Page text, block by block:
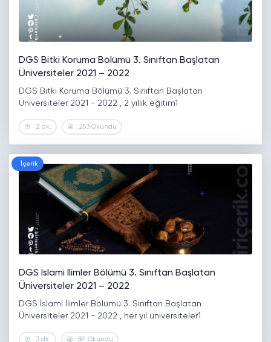
DGS Bitki Koruma Bölümü 3. Sınıftan Başlatan
Üniversiteler 2021 – 2022
DGS Bitki Koruma Bölümü 3. Sınıftan Başlatan
Üniversiteler 2021 - 2022 , 2 yıllık eğitim1
2 dk. 253 Okundu
İçerik
DGS İslami İlimler Bölümü 3. Sınıftan Başlatan
Üniversiteler 2021 – 2022
DGS İslami İlimler Bölümü 3. Sınıftan Başlatan
Üniversiteler 2021 - 2022 , her yıl üniversiteler1
3 dk. 591 Okundu